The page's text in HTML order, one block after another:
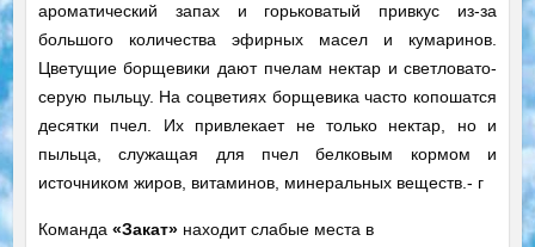
ароматический запах и горьковатый привкус из-за
большого количества эфирных масел и кумаринов.
Цветущие борщевики дают пчелам нектар и светловато-
серую пыльцу. На соцветиях борщевика часто копошатся
десятки пчел. Их привлекает не только нектар, но и
пыльца, служащая для пчел белковым кормом и
источником жиров, витаминов, минеральных веществ.- г
Команда «Закат»находит слабые места в